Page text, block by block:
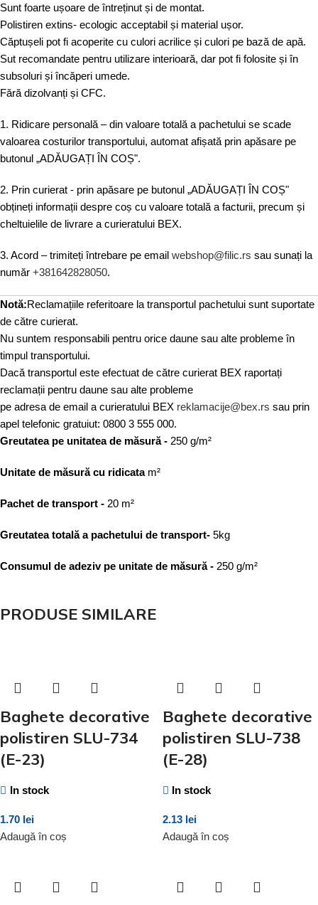
Sunt foarte ușoare de întreținut și de montat.
Polistiren extins- ecologic acceptabil și material ușor.
Căptușeli pot fi acoperite cu culori acrilice și culori pe bază de apă.
Sut recomandate pentru utilizare interioară, dar pot fi folosite și în
subsoluri și încăperi umede.
Fără dizolvanți și CFC.
1. Ridicare personală – din valoare totală a pachetului se scade
valoarea costurilor transportului, automat afișată prin apăsare pe
butonul „ADĂUGAȚI ÎN COȘ".
2. Prin curierat - prin apăsare pe butonul „ADĂUGAȚI ÎN COȘ"
obțineți informații despre coș cu valoare totală a facturii, precum și
cheltuielile de livrare a curieratului BEX.
3. Acord – trimiteți întrebare pe email webshop@filic.rs sau sunați la
număr +381642828050.
Notă:Reclamațiile referitoare la transportul pachetului sunt suportate
de către curierat.
Nu suntem responsabili pentru orice daune sau alte probleme în
timpul transportului.
Dacă transportul este efectuat de către curierat BEX raportați
reclamații pentru daune sau alte probleme
pe adresa de email a curieratului BEX reklamacije@bex.rs sau prin
apel telefonic gratuiut: 0800 3 555 000.
Greutatea pe unitatea de măsură - 250 g/m²
Unitate de măsură cu ridicatam²
Pachet de transport - 20 m²
Greutatea totală a pachetului de transport- 5kg
Consumul de adeziv pe unitate de măsură - 250 g/m²
PRODUSE SIMILARE
Baghete decorative
polistiren SLU-734
(E-23)
In stock
1.70 lei
Adaugă în coș
Baghete decorative
polistiren SLU-738
(E-28)
In stock
2.13 lei
Adaugă în coș